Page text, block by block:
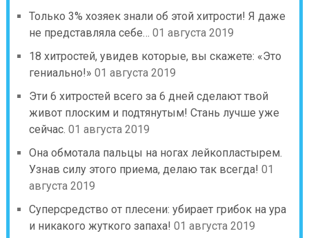
Только 3% хозяек знали об этой хитрости! Я даже
не представляла себе… 01 августа 2019
18 хитростей, увидев которые, вы скажете: «Это
гениально!» 01 августа 2019
Эти 6 хитростей всего за 6 дней сделают твой
живот плоским и подтянутым! Стань лучше уже
сейчас. 01 августа 2019
Она обмотала пальцы на ногах лейкопластырем.
Узнав силу этого приема, делаю так всегда! 01
августа 2019
Суперсредство от плесени: убирает грибок на ура
и никакого жуткого запаха! 01 августа 2019